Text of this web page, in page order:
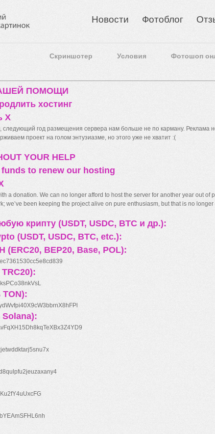
Новости Фотоблог
Скриншотер Условия Фотошоп
ПОМОЩИ
хостинг
X
следующий год размещения сервера нам больше не по карману. Реклама
проект на голом энтузиазме, но этого уже не хватит :(
YOUR HELP
to renew our hosting
a donation. We can no longer afford to host the server for another year out of
we’ve been keeping the project alive on pure enthusiasm, but that is no
крипту (USDT, USDC, BTC и др.):
(USDT, USDC, BTC, etc.):
(ERC20, BEP20, Base, POL):
TON):
Solana):